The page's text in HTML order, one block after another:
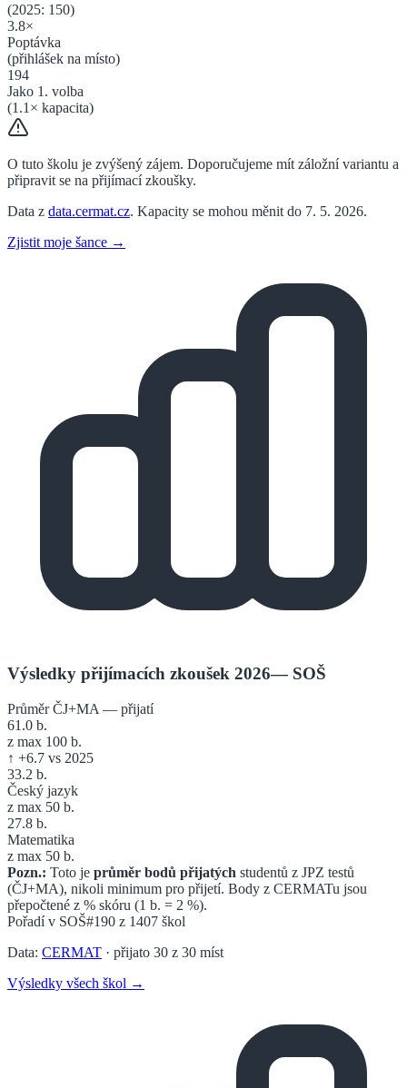
(2025: 150)
3.8×
Poptávka
(přihlášek na místo)
194
Jako 1. volba
(1.1 × kapacita)
O tuto školu je zvýšený zájem. Doporučujeme mít záložní variantu a
připravit se na přijímací zkoušky.
Data z data.cermat.cz. Kapacity se mohou měnit do 7. 5. 2026.
Zjistit moje šance →
Výsledky přijímacích zkoušek 2026— SOŠ
Průměr ČJ+MA — přijatí
61.0 b.
z max 100 b.
↑ +6.7 vs 2025
33.2 b.
Český jazyk
z max 50 b.
27.8 b.
Matematika
z max 50 b.
Pozn.: Toto je průměr bodů přijatých studentů z JPZ testů
(ČJ+MA), nikoli minimum pro přijetí. Body z CERMATu jsou
přepočtené z % skóru (1 b. = 2 %).
Pořadí v SOŠ#190 z 1407 škol
Data: CERMAT · přijato 30 z 30 míst
Výsledky všech škol →